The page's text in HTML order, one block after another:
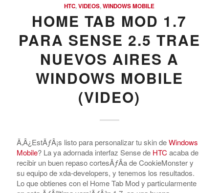
HTC,VIDEOS,WINDOWS MOBILE
HOME TAB MOD 1.7
PARA SENSE 2.5 TRAE
NUEVOS AIRES A
WINDOWS MOBILE
(VIDEO)
Ã‚Â¿EstÃƒÂ¡s listo para personalizar tu skin deWindows
Mobile? La ya adornada interfaz Sense de HTC acaba de
recibir un buen repaso cortesÃƒÂ­a de CookieMonster y
su equipo de xda-developers, y tenemos los resultados.
Lo que obtienes con el Home Tab Mod y particularmente